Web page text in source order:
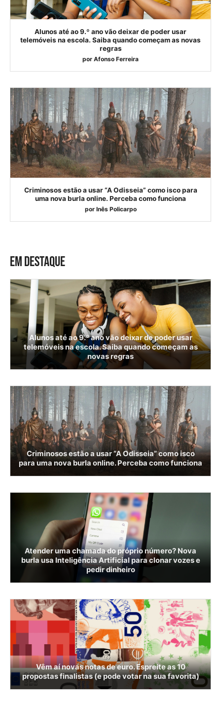
Alunos até ao 9.º ano vão deixar de poder usar
telemóveis na escola. Saiba quando começam as novas
regras
por Afonso Ferreira
Criminosos estão a usar “A Odisseia” como isco para
uma nova burla online. Perceba como funciona
por Inês Policarpo
EM DESTAQUE
Alunos até ao 9.º ano vão deixar de poder usar
telemóveis na escola. Saiba quando começam as
novas regras
Criminosos estão a usar “A Odisseia” como isco
para uma nova burla online. Perceba como funciona
Atender uma chamada do próprio número? Nova
burla usa Inteligência Artificial para clonar vozes e
pedir dinheiro
Vêm aí novas notas de euro. Espreite as 10
propostas finalistas (e pode votar na sua favorita)